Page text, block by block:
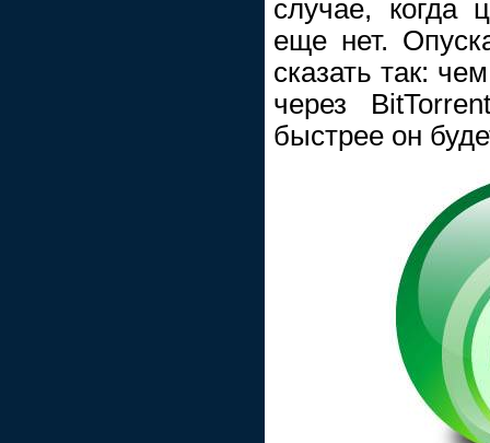
случае, когда
еще нет.
сказать так:
через
быстрее он